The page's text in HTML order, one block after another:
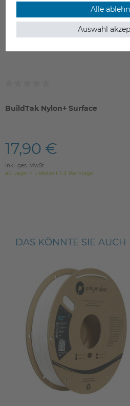
BuildTak Nylon+ Surface
17,90 €
inkl. ges. MwSt.
ab Lager > Lieferzeit 1-3 Werktage
DAS KÖNNTE SIE AUCH
Alle
Auswahl